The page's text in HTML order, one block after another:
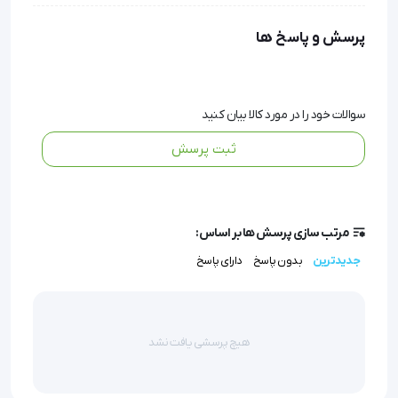
امروز همزمان با کاهش وقت و کاهش تحرک فرد، میزان
شیوع چاقی در بین افراد افزایش یافته است. داشتن وزن
هر فردی به آن می اندیشد. از فاکتورهای مهم سلامتی می
توان به داشتن وزن ایده آل و تناسب اندام اشاره نمود، چرا
گیری وزن از از ترازو استفاده می کردند اما با پیشرفت
پرسش و پاسخ ها
سوالات خود را در مورد کالا بیان کنید
ثبت پرسش
مرتب سازی پرسش ها بر اساس:
جدیدترین بدون پاسخ دارای پاسخ
هیچ پرسشی یافت نشد